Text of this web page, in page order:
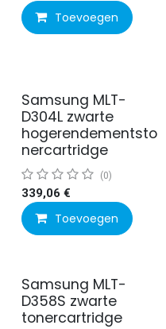
Toevoegen
Samsung MLT-
D304L zwarte
hogerendementsto
nercartridge
(0)
339,06 €
Toevoegen
Actie
Samsung MLT-
D358S zwarte
tonercartridge